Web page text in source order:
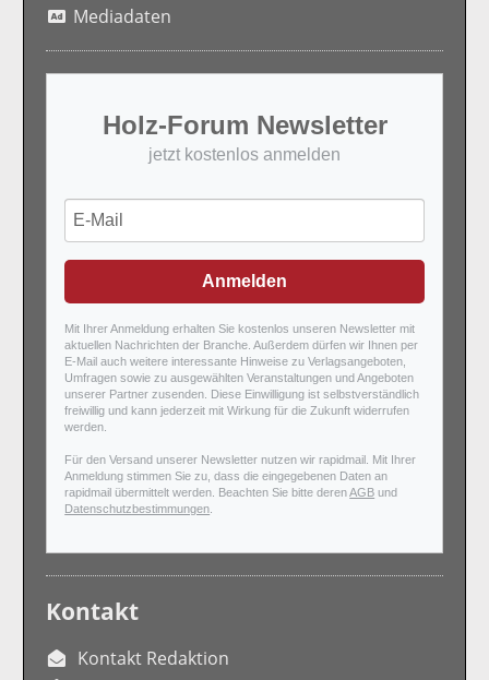
Mediadaten
Holz-Forum Newsletter
jetzt kostenlos anmelden
Anmelden
Mit Ihrer Anmeldung erhalten Sie kostenlos unseren Newsletter mit
aktuellen Nachrichten der Branche. Außerdem dürfen wir Ihnen per
E-Mail auch weitere interessante Hinweise zu Verlagsangeboten,
Umfragen sowie zu ausgewählten Veranstaltungen und Angeboten
unserer Partner zusenden. Diese Einwilligung ist selbstverständlich
freiwillig und kann jederzeit mit Wirkung für die Zukunft widerrufen
werden.
Für den Versand unserer Newsletter nutzen wir rapidmail. Mit Ihrer
Anmeldung stimmen Sie zu, dass die eingegebenen Daten an
rapidmail übermittelt werden. Beachten Sie bitte derenAGB und
Datenschutzbestimmungen
Kontakt
Kontakt Redaktion